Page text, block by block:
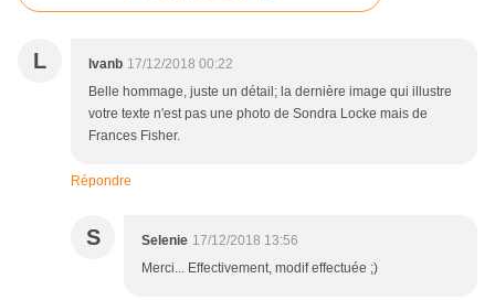
L lvanb 17/12/2018 00:22
Belle hommage, juste un détail; la dernière image qui illustre
votre texte n'est pas une photo de Sondra Locke mais de
Frances Fisher.
Répondre
S Selenie 17/12/2018 13:56
Merci... Effectivement, modif effectuée ;)